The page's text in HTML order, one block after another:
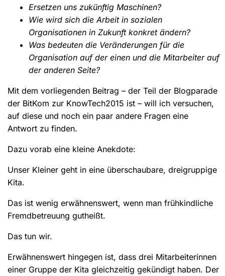
Ersetzen uns zukünftig Maschinen?
Wie wird sich die Arbeit in sozialen
Organisationen in Zukunft konkret ändern?
Was bedeuten die Veränderungen für die
Organisation auf der einen und die Mitarbeiter auf
der anderen Seite?
Mit dem vorliegenden Beitrag – der Teil der Blogparade
der BitKom zur KnowTech2015 ist – will ich versuchen,
auf diese und noch ein paar andere Fragen eine
Antwort zu finden.
Dazu vorab eine kleine Anekdote:
Unser Kleiner geht in eine überschaubare, dreigruppige
Kita.
Das ist wenig erwähnenswert, wenn man frühkindliche
Fremdbetreuung gutheißt.
Das tun wir.
Erwähnenswert hingegen ist, dass drei Mitarbeiterinnen
einer Gruppe der Kita gleichzeitig gekündigt haben. Der